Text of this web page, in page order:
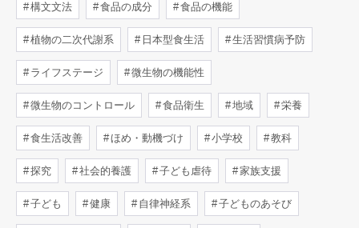
構文文法 食品の成分 食品の機能
植物の二次代謝系 日本型食生活 生活習慣病予防
ライフステージ 微生物の機能性
微生物のコントロール 食品衛生 地域 栄養
食生活改善 ほめ・動機づけ 小学校 教科
探究 社会的養護 子ども虐待 家族支援
子ども 健康 自律神経系 子どものあそび